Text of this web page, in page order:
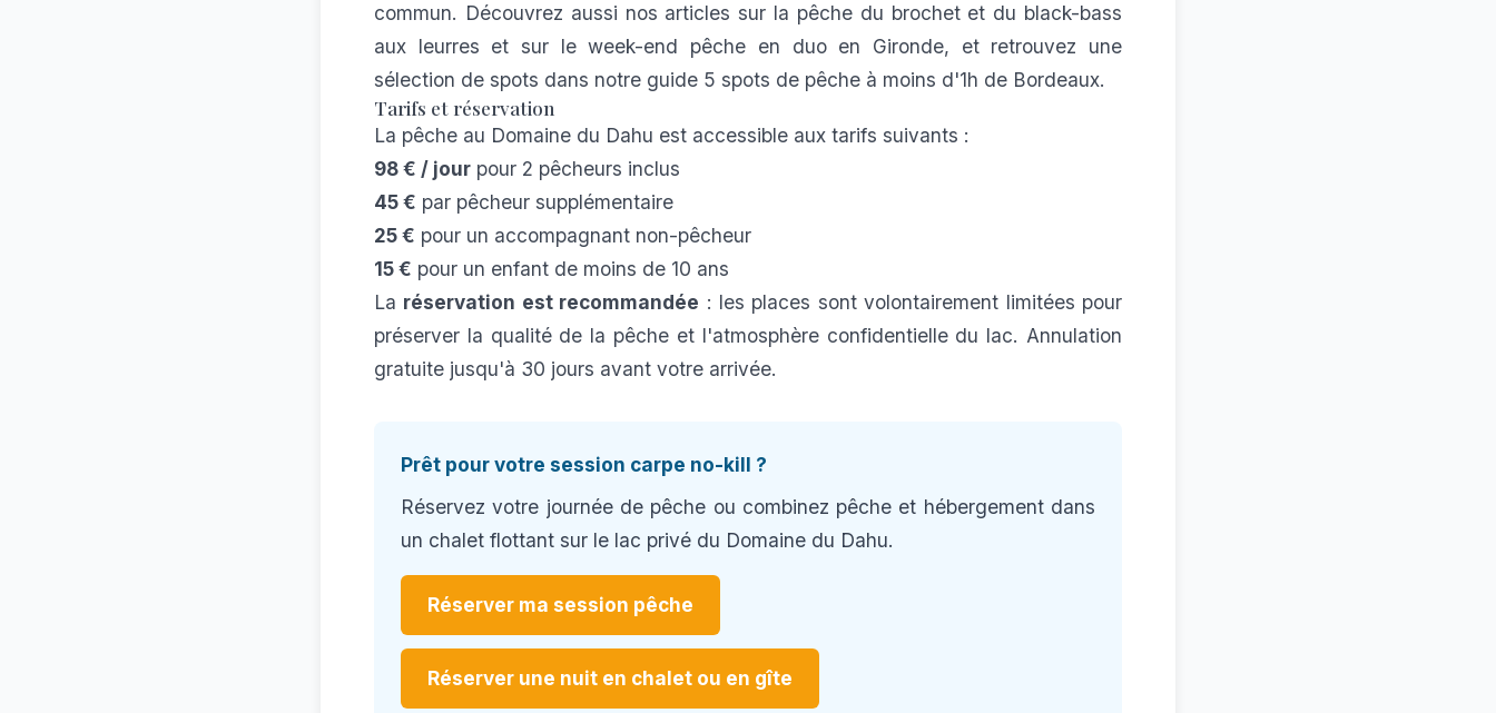
commun. Découvrez aussi nos articles sur la pêche du brochet et du black-bass
aux leurres et sur leweek-end pêche en duo en Gironde, et retrouvez une
sélection de spots dans notre guide 5 spots de pêche à moins d'1h de Bordeaux.
Tarifs et réservation
La pêche au Domaine du Dahu est accessible aux tarifs suivants :
98 € / jour pour 2 pêcheurs inclus
45 € par pêcheur supplémentaire
25 € pour un accompagnant non-pêcheur
15 € pour un enfant de moins de 10 ans
La réservation est recommandée : les places sont volontairement limitées pour
préserver la qualité de la pêche et l'atmosphère confidentielle du lac. Annulation
gratuite jusqu'à 30 jours avant votre arrivée.
Prêt pour votre session carpe no-kill ?
Réservez votre journée de pêche ou combinez pêche et hébergement dans
un chalet flottant sur le lac privé du Domaine du Dahu.
Réserver ma session pêche
Réserver une nuit en chalet ou en gîte